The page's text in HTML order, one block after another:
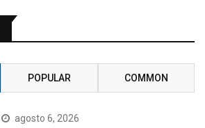
POPULAR COMMON
agosto 6, 2026